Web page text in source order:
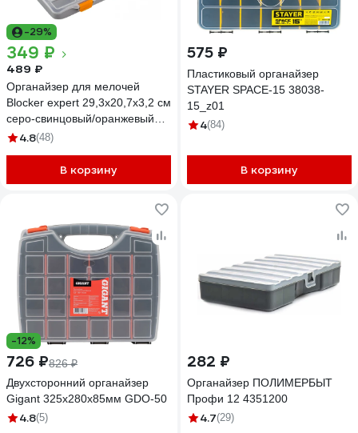
-29%
349 ₽
489 ₽
Органайзер для мелочей
Blocker expert 29,3x20,7x3,2 см
серо-свинцовый/оранжевый
33741
4.8(48)
В корзину
575 ₽
Пластиковый органайзер
STAYER SPACE-15 38038-
15_z01
4(84)
В корзину
-12%
726 ₽826 ₽
Двухсторонний органайзер
Gigant 325x280x85мм GDO-50
4.8(5)
282 ₽
Органайзер ПОЛИМЕРБЫТ
Профи 12 4351200
4.7(29)